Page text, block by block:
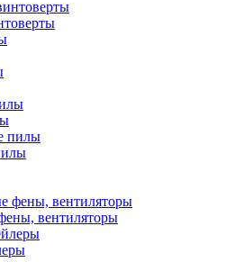
вентиляторы